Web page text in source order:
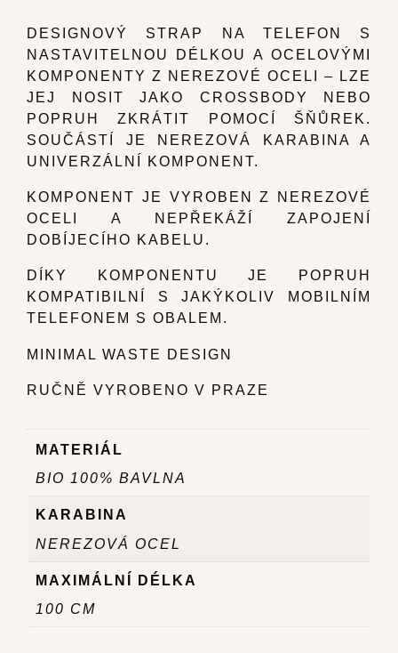
DESIGNOVÝ STRAP NA TELEFON S
NASTAVITELNOU DÉLKOU A OCELOVÝMI
KOMPONENTY Z NEREZOVÉ OCELI – LZE
JEJ NOSIT JAKO CROSSBODY NEBO
POPRUH ZKRÁTIT POMOCÍ ŠŇŮREK.
SOUČÁSTÍ JE NEREZOVÁ KARABINA A
UNIVERZÁLNÍ KOMPONENT.
KOMPONENT JE VYROBEN Z NEREZOVÉ
OCELI A NEPŘEKÁŽÍ ZAPOJENÍ
DOBÍJECÍHO KABELU.
DÍKY KOMPONENTU JE POPRUH
KOMPATIBILNÍ S JAKÝKOLIV MOBILNÍM
TELEFONEM S OBALEM.
MINIMAL WASTE DESIGN
RUČNĚ VYROBENO V PRAZE
MATERIÁL
BIO 100% BAVLNA
KARABINA
NEREZOVÁ OCEL
MAXIMÁLNÍ DÉLKA
100 CM